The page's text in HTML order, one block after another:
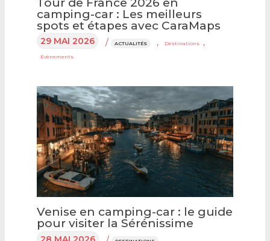
camping-car : Les meilleurs
spots et étapes avec CaraMaps
29 MAI 2026 / ACTUALITÉS , Destinations ,
Évènements
Venise en camping-car : le guide
pour visiter la Sérénissime